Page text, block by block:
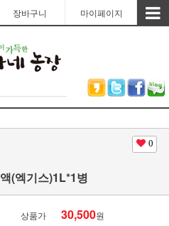
장바구니 마이페이지
0
(엑기스)1L*1병
상품가 30,500원